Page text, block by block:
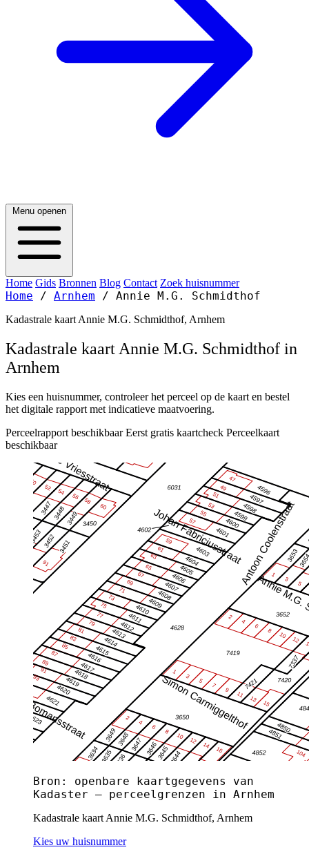
Menu openen
Home Gids Bronnen Blog Contact Zoek huisnummer
Home / Arnhem / Annie M.G. Schmidthof
Kadastrale kaart Annie M.G. Schmidthof, Arnhem
Kadastrale kaart Annie M.G. Schmidthof in
Arnhem
Kies een huisnummer, controleer het perceel op de kaart en bestel
het digitale rapport met indicatieve maatvoering.
Perceelrapport beschikbaar Eerst gratis kaartcheck Perceelkaart
beschikbaar
Bron: openbare kaartgegevens van
Kadaster — perceelgrenzen in Arnhem
Kadastrale kaart Annie M.G. Schmidthof, Arnhem
Kies uw huisnummer